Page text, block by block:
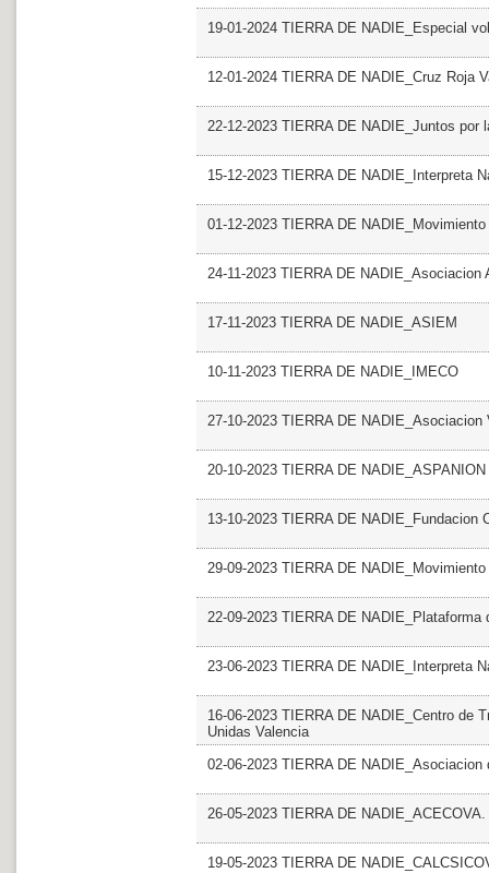
19-01-2024 TIERRA DE NADIE_Especial
12-01-2024 TIERRA DE NADIE_Cruz Roja
22-12-2023 TIERRA DE NADIE_Juntos por
15-12-2023 TIERRA DE NADIE_Interpreta
01-12-2023 TIERRA DE
24-11-2023 TIERRA DE NADIE_Asociacion
17-11-2023 TIERRA DE NADIE_ASIEM
10-11-2023 TIERRA DE NADIE_IMECO
27-10-2023 TIERRA DE NADIE_Asociacion
20-10-2023 TIERRA DE NADIE_ASPANION
13-10-2023 TIERRA DE NADIE_Fundacion
29-09-2023 TIERRA DE
22-09-2023 TIERRA DE
23-06-2023 TIERRA DE NADIE_Interpreta
16-06-2023 TIERRA DE NADIE_Centro de
Unidas Valencia
02-06-2023 TIERRA DE
26-05-2023 TIERRA DE
19-05-2023 TIERRA DE